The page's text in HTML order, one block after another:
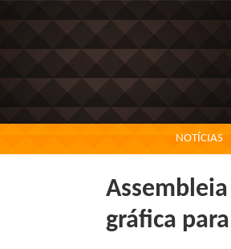
NOTÍCIAS
gráfica